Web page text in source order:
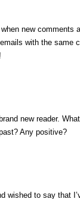
new comments
with the same
new reader.
Any positive?
wished to say that